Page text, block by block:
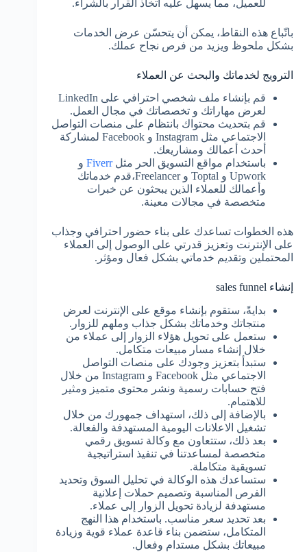
للعميل، مما يسهل عليه اتخاذ القرار بالشراء.
باتّباع هذه النقاط، يمكن أن يتحسّن عرض الخدمات
بشكل ملحوظ ويزيد من فرص نجاح عملك.
الترويج لخدماتك والبحث عن العملاء
قم بإنشاء ملف شخصي احترافي على LinkedIn
لعرض مهاراتك و تخصصاتك في مجال العمل.
قم بتحديث محتواك بانتظام على منصات التواصل
الاجتماعي مثل Instagram و Facebook لمشاركة
أحدث أعمالك ومشاريعك.
باستخدام مواقع التسويق الحر مثلFiverr و
Upwork و Toptal و Freelancer،قدم خدماتك
وأعمالك للعملاء الذين يبحثون عن خبرات
متخصصة في مجالات معينة.
هذه الخطوات تساعدك على بناء حضور احترافي وجذاب
على الإنترنت وتعزيز قدرتي على الوصول إلى العملاء
المحتملين وتقديم خدماتي بشكل فعال ومؤثر.
إنشاء sales funnel
بدايةً، ستقوم بإنشاء موقع على الإنترنت لعرض
منتجاتك وخدماتك بشكل جذاب وملهم للزوار.
ستعمل على تحويل هؤلاء الزوار إلى عملاء من
خلال إنشاء مسار مبيعات متكامل.
ستبدأ بتعزيز وجودك على منصات التواصل
الاجتماعي مثل Facebook و Instagram من خلال
فتح حسابات رسمية ونشر محتوى متميز ومثير
للاهتمام.
بالإضافة إلى ذلك، استهداف جمهورك من خلال
تشغيل الاعلانات اليومية المستهدفة والفعالة.
بعد ذلك، ستتعاون مع وكالة تسويق رقمي
متخصصة لمساعدتنا في تنفيذ استراتيجية
تسويقية متكاملة.
ستساعدك هذه الوكالة في تحليل السوق وتحديد
الفرص المناسبة وتصميم حملات إعلانية
مستهدفة لزيادة تحويل الزوار إلى عملاء.
بعد تحديد سعر مناسب. باستخدام هذا النهج
المتكامل، ستضمن بناء قاعدة عملاء قوية وزيادة
مبيعاتك بشكل مستدام وفعال.